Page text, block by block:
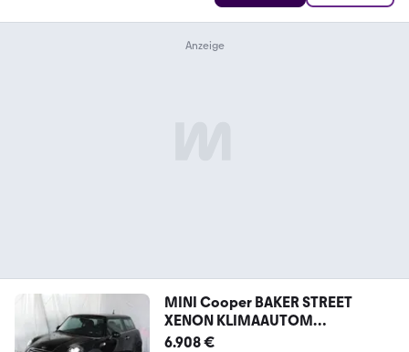
MINI Cooper BAKER STREET
XENON KLIMAAUTOM
SITZHEIZUNG
6.908 €